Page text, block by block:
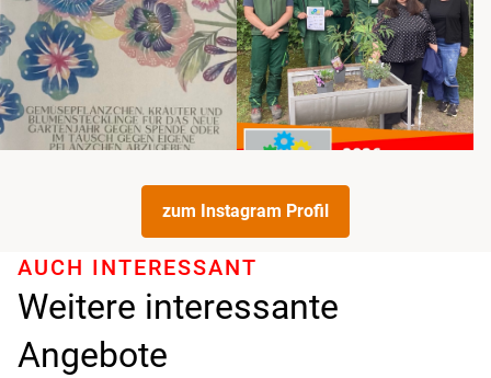
zum Instagram Profil
Weitere interessante
Angebote
AUCH INTERESSANT